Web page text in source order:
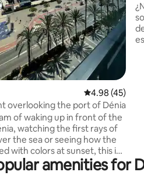
4.98 out of 5
4.98 (45)
overlooking the port of Dénia
of waking up in front of the
watching the first rays of
the sea or seeing how the
with colors at sunset, this is
open the doors of
on the emblematic
amenities for